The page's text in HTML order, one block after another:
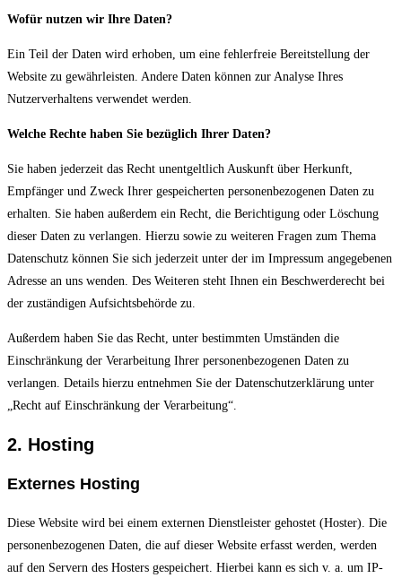
Wofür nutzen wir Ihre Daten?
Ein Teil der Daten wird erhoben, um eine fehlerfreie Bereitstellung der
Website zu gewährleisten. Andere Daten können zur Analyse Ihres
Nutzerverhaltens verwendet werden.
Welche Rechte haben Sie bezüglich Ihrer Daten?
Sie haben jederzeit das Recht unentgeltlich Auskunft über Herkunft,
Empfänger und Zweck Ihrer gespeicherten personenbezogenen Daten zu
erhalten. Sie haben außerdem ein Recht, die Berichtigung oder Löschung
dieser Daten zu verlangen. Hierzu sowie zu weiteren Fragen zum Thema
Datenschutz können Sie sich jederzeit unter der im Impressum angegebenen
Adresse an uns wenden. Des Weiteren steht Ihnen ein Beschwerderecht bei
der zuständigen Aufsichtsbehörde zu.
Außerdem haben Sie das Recht, unter bestimmten Umständen die
Einschränkung der Verarbeitung Ihrer personenbezogenen Daten zu
verlangen. Details hierzu entnehmen Sie der Datenschutzerklärung unter
„Recht auf Einschränkung der Verarbeitung“.
2. Hosting
Externes Hosting
Diese Website wird bei einem externen Dienstleister gehostet (Hoster). Die
personenbezogenen Daten, die auf dieser Website erfasst werden, werden
auf den Servern des Hosters gespeichert. Hierbei kann es sich v. a. um IP-